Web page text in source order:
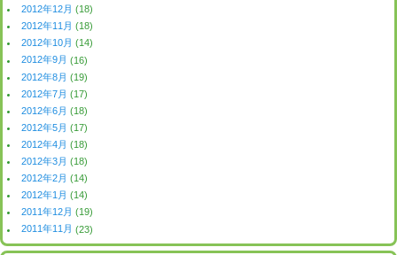
2012年12月 (18)
2012年11月 (18)
2012年10月 (14)
2012年9月 (16)
2012年8月 (19)
2012年7月 (17)
2012年6月 (18)
2012年5月 (17)
2012年4月 (18)
2012年3月 (18)
2012年2月 (14)
2012年1月 (14)
2011年12月 (19)
2011年11月 (23)